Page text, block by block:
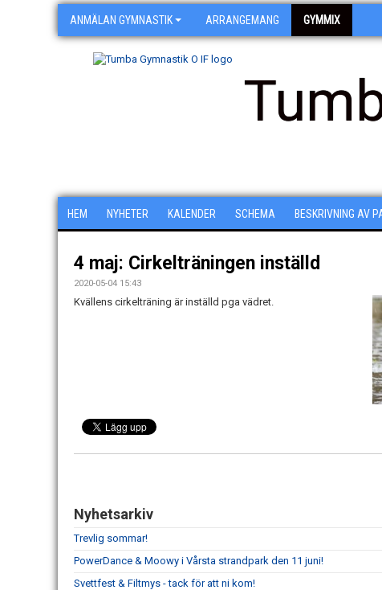
ANMÄLAN GYMNASTIK ARRANGEMANG GYMMIX
HEM NYHETER KALENDER SCHEMA BESKRIVNING AV
4 maj: Cirkelträningen inställd
2020-05-04 15:43
Kvällens cirkelträning är inställd pga vädret.
Nyhetsarkiv
Trevlig sommar!
PowerDance & Moowy i Vårsta strandpark den 11 juni!
Svettfest & Filtmys - tack för att ni kom!